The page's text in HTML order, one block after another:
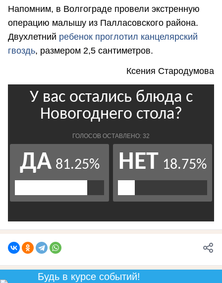
Напомним, в Волгограде провели экстренную
операцию малышу из Палласовского района.
Двухлетний ребенок проглотил канцелярский
гвоздь, размером 2,5 сантиметров.
Ксения Стародумова
Будь в курсе событий!